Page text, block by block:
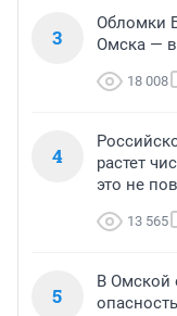
3
Обломки
Омска —
18 008
4
растет
это не
13 565
5
В Омской